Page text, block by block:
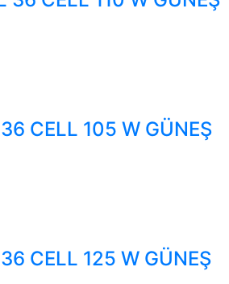
CELL 105 W GÜNEŞ
CELL 125 W GÜNEŞ